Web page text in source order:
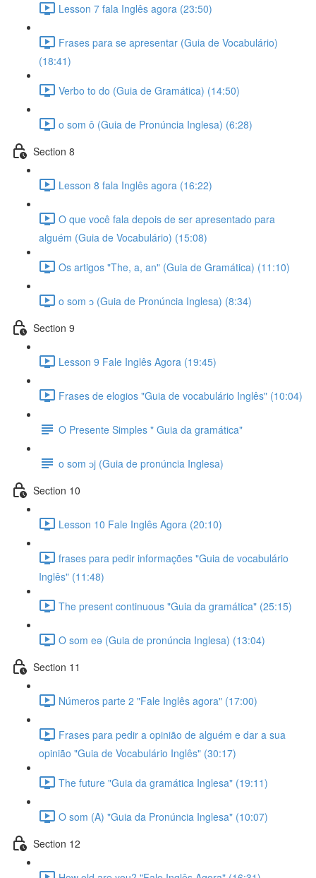
Lesson 7 fala Inglês agora (23:50)
Frases para se apresentar (Guia de Vocabulário)
(18:41)
Verbo to do (Guia de Gramática) (14:50)
o som ô (Guia de Pronúncia Inglesa) (6:28)
Section 8
Lesson 8 fala Inglês agora (16:22)
O que você fala depois de ser apresentado para
alguém (Guia de Vocabulário) (15:08)
Os artigos "The, a, an" (Guia de Gramática) (11:10)
o som ɔ (Guia de Pronúncia Inglesa) (8:34)
Section 9
Lesson 9 Fale Inglês Agora (19:45)
Frases de elogios "Guia de vocabulário Inglês" (10:04)
O Presente Simples " Guia da gramática"
o som ɔj (Guia de pronúncia Inglesa)
Section 10
Lesson 10 Fale Inglês Agora (20:10)
frases para pedir informações "Guia de vocabulário
Inglês" (11:48)
The present continuous "Guia da gramática" (25:15)
O som eə (Guia de pronúncia Inglesa) (13:04)
Section 11
Números parte 2 "Fale Inglês agora" (17:00)
Frases para pedir a opinião de alguém e dar a sua
opinião "Guia de Vocabulário Inglês" (30:17)
The future "Guia da gramática Inglesa" (19:11)
O som (A) "Guia da Pronúncia Inglesa" (10:07)
Section 12